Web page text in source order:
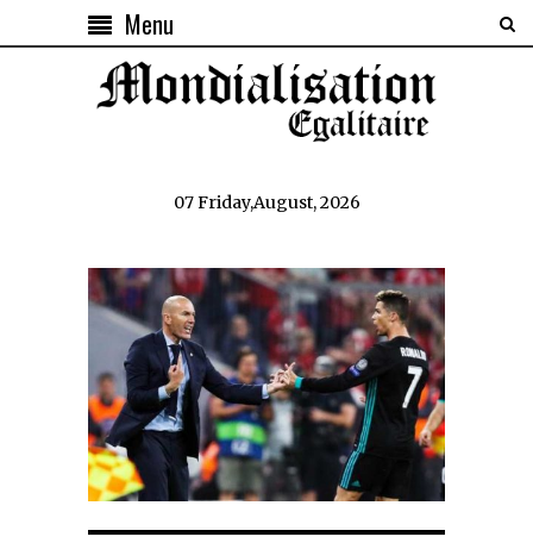
Menu
07 Friday,August, 2026